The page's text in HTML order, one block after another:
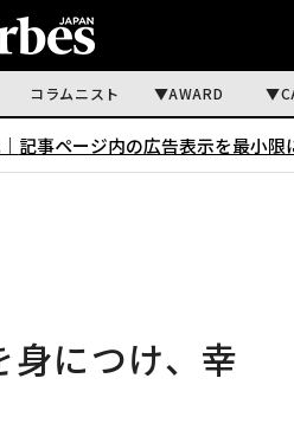
コラムニスト AWARD
記事ページ内の広告表示を最小限
につけ、幸